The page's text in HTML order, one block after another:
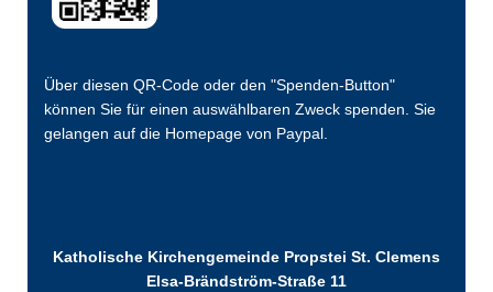
Über diesen QR-Code oder den "Spenden-Button"
können Sie für einen auswählbaren Zweck spenden. Sie
gelangen auf die Homepage von Paypal.
Katholische Kirchengemeinde Propstei St. Clemens
Elsa-Brändström-Straße 11